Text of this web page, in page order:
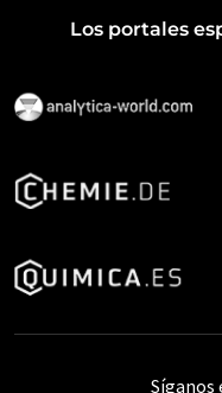
Los portales
Síganos